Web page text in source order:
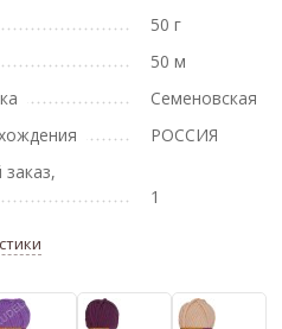
50 г
50 м
Семеновская
РОССИЯ
1